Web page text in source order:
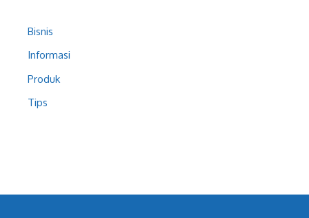
Bisnis
Informasi
Produk
Tips